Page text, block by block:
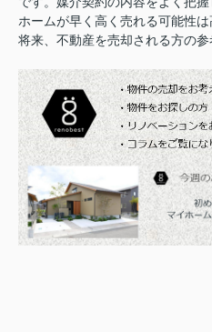
ホームが早く高く売れる可能性は
将来、不動産を売却される方の参